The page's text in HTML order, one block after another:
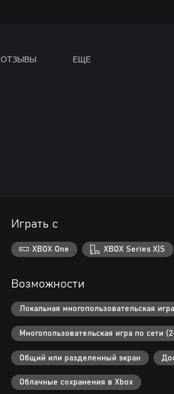
ОТЗЫВЫ ЕЩЕ
Играть с
XBOX One XBOX Series X|S
Возможности
Локальная многопользовательская
Многопользовательская игра по сети
Общий или разделенный экран
Облачные сохранения в Xbox